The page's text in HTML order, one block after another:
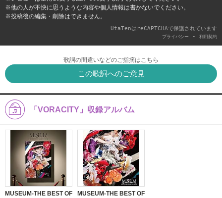
※他の人が不快に思うような内容や個人情報は書かないでください。
※投稿後の編集・削除はできません。
UtaTenはreCAPTCHAで保護されています
プライバシー - 利用契約
歌詞の間違いなどのご指摘はこちら
この歌詞へのご意見
「VORACITY」収録アルバム
MUSEUM-THE BEST OF
MUSEUM-THE BEST OF